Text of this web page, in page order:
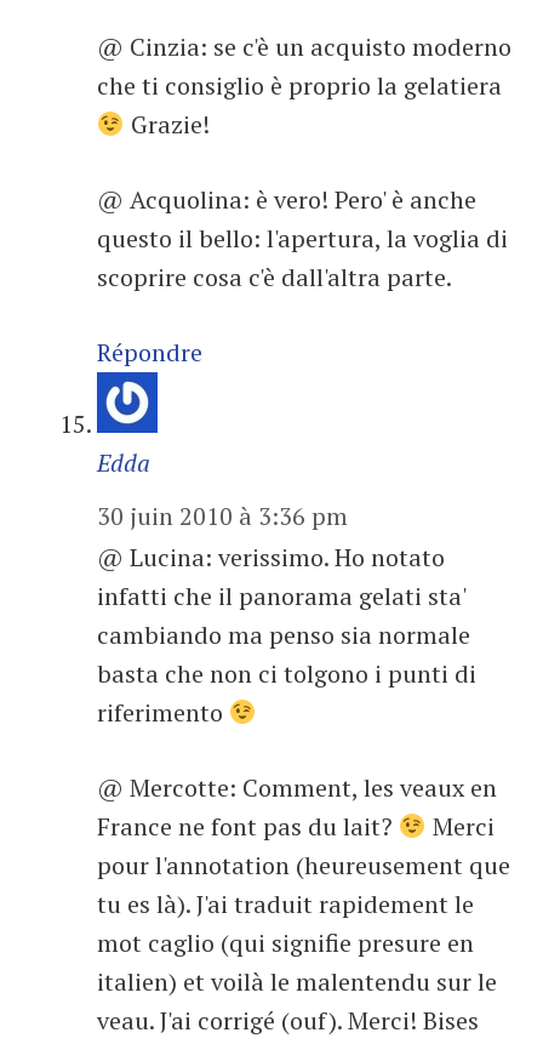
@ Cinzia: se c'è un acquisto moderno
che ti consiglio è proprio la gelatiera
Grazie!
@ Acquolina: è vero! Pero' è anche
questo il bello: l'apertura, la voglia di
scoprire cosa c'è dall'altra parte.
Répondre
Edda
30 juin 2010 à 3:36 pm
@ Lucina: verissimo. Ho notato
infatti che il panorama gelati sta'
cambiando ma penso sia normale
basta che non ci tolgono i punti di
riferimento
@ Mercotte: Comment, les veaux en
France ne font pas du lait?
Merci
pour l'annotation (heureusement que
tu es là). J'ai traduit rapidement le
mot caglio (qui signifie presure en
italien) et voilà le malentendu sur le
veau. J'ai corrigé (ouf). Merci! Bises